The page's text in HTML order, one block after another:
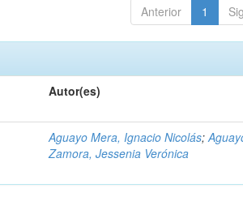
Anterior 1
Autor(es)
Aguayo Mera, Ignacio Nicolás;
Zamora, Jessenia Verónica